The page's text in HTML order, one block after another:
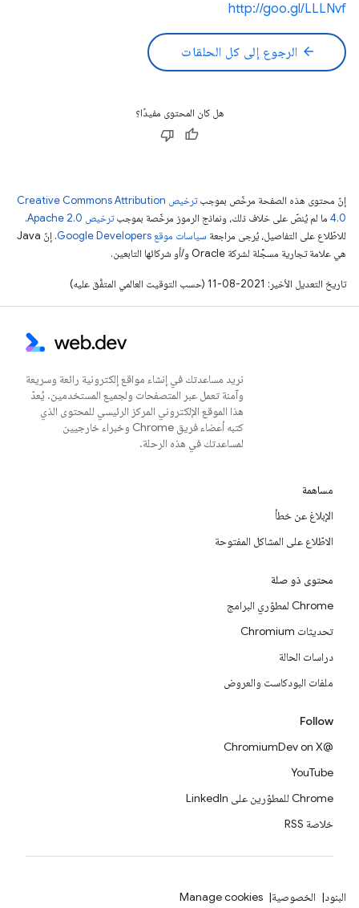
http://goo.gl/LLLNvf
arrow_back الرجوع إلى كل الحلقات
هل كان المحتوى مفيدًا؟
إنّ محتوى هذه الصفحة مرخّص بموجب
ترخيص Creative Commons Attribution
4.0‏ ما لم يُنصّ على خلاف ذلك، ونماذج الرموز مرخّصة بموجبترخيص Apache 2.0‏
.
للاطّلاع على التفاصيل، يُرجى مراجعة سياسات موقع Google Developers‏
. إنّ Java
هي علامة تجارية مسجَّلة لشركة Oracle و/أو شركائها التابعين.
تاريخ التعديل الأخير: 2021-08-11 (حسب التوقيت العالمي المتفَّق عليه)
نريد مساعدتك في إنشاء مواقع إلكترونية رائعة وسريعة
وآمنة تعمل عبر المتصفحات ولجميع المستخدمين. يُعدّ
هذا الموقع الإلكتروني المركز الرئيسي للمحتوى الذي
كتبه أعضاء فريق Chrome وخبراء خارجيين
لمساعدتك في هذه الرحلة.
مساهمة
الإبلاغ عن خطأ
الاطّلاع على المشاكل المفتوحة
محتوى ذو صلة
Chrome لمطوّري البرامج
تحديثات Chromium
دراسات الحالة
ملفات البودكاست والعروض
Follow
@ChromiumDev on X
YouTube
Chrome للمطوّرين على LinkedIn
خلاصة RSS
البنود الخصوصية Manage cookies